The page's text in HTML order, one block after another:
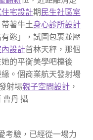
宅設計期 民生社區室
著牛土身心診所設計
慾」，試圖包裹並壓
設計首林天秤，那個
的平衡美學吧檯後
。個商業航天發射場
射場親子空間設計，
曹丹 攝
考驗，已經從一場力